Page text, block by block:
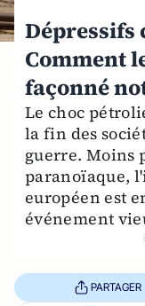
Dépressifs
Comment
façonné
Le choc
la fin des
guerre. Moins
paranoïaque,
européen est
événement
PARTAGER